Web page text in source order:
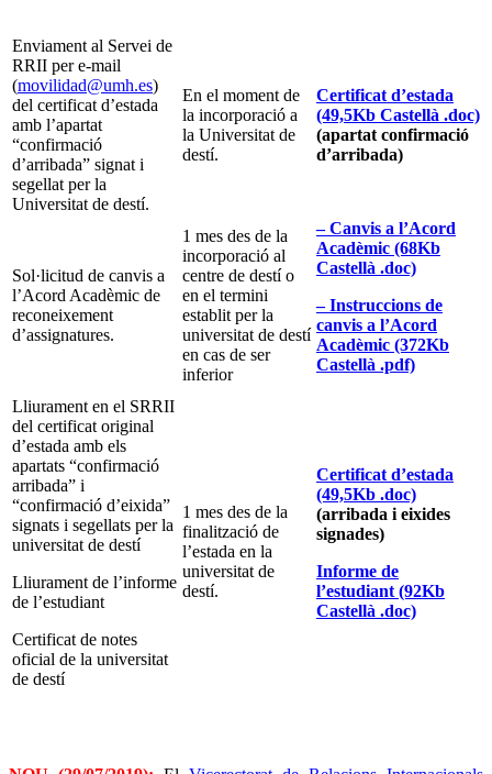
Enviament al Servei de
RRII per e-mail
(movilidad@umh.es)
del certificat d’estada
amb l’apartat
“confirmació
d’arribada” signat i
segellat per la
Universitat de destí.
En el moment de
la incorporació a
la Universitat de
destí.
Certificat d’estada
(49,5Kb Castellà .doc)
(apartat confirmació
d’arribada)
Sol·licitud de canvis a
l’Acord Acadèmic de
reconeixement
d’assignatures.
1 mes des de la
incorporació al
centre de destí o
en el termini
establit per la
universitat de destí
en cas de ser
inferior
– Canvis a l’Acord
Acadèmic (68Kb
Castellà .doc)
– Instruccions de
canvis a l’Acord
Acadèmic (372Kb
Castellà .pdf)
Lliurament en el SRRII
del certificat original
d’estada amb els
apartats “confirmació
arribada” i
“confirmació d’eixida”
signats i segellats per la
universitat de destí
Lliurament de l’informe
de l’estudiant
Certificat de notes
oficial de la universitat
de destí
1 mes des de la
finalització de
l’estada en la
universitat de
destí.
Certificat d’estada
(49,5Kb .doc)
(arribada i eixides
signades)
Informe de
l’estudiant (92Kb
Castellà .doc)